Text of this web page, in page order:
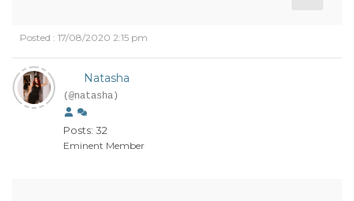
Posted : 17/08/2020 2:15 pm
Natasha
(@natasha)
Posts: 32
Eminent Member